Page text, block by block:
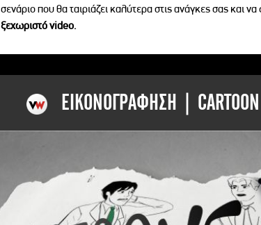
σενάριο που θα ταιριάζει καλύτερα στις ανάγκες σας και
ξεχωριστό videο.
ΕΙΚΟΝΟΓΡΑΦΗΣΗ |